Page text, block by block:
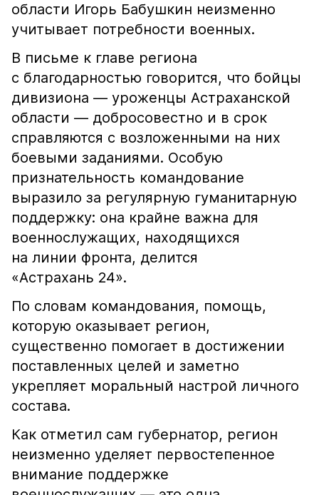
области Игорь Бабушкин неизменно
учитывает потребности военных.
В письме к главе региона
с благодарностью говорится, что бойцы
дивизиона — уроженцы Астраханской
области — добросовестно и в срок
справляются с возложенными на них
боевыми заданиями. Особую
признательность командование
выразило за регулярную гуманитарную
поддержку: она крайне важна для
военнослужащих, находящихся
на линии фронта, делится
«Астрахань 24».
По словам командования, помощь,
которую оказывает регион,
существенно помогает в достижении
поставленных целей и заметно
укрепляет моральный настрой личного
состава.
Как отметил сам губернатор, регион
неизменно уделяет первостепенное
внимание поддержке